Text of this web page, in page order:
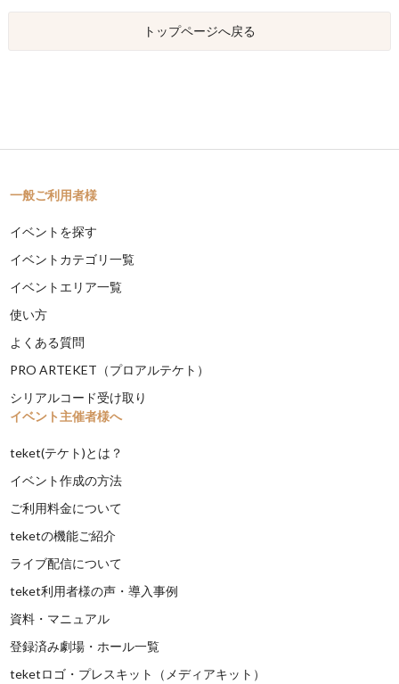
トップページへ戻る
一般ご利用者様
イベントを探す
イベントカテゴリ一覧
イベントエリア一覧
使い方
よくある質問
PRO ARTEKET（プロアルテケト）
シリアルコード受け取り
イベント主催者様へ
teket(テケト)とは？
イベント作成の方法
ご利用料金について
teketの機能ご紹介
ライブ配信について
teket利用者様の声・導入事例
資料・マニュアル
登録済み劇場・ホール一覧
teketロゴ・プレスキット（メディアキット）